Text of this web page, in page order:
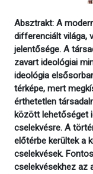
Absztrakt: A
differenciált világa,
jelentősége. A
zavart ideológiai
ideológia
térképe, mert
érthetetlen
között lehetőséget
cselekvésre. A
előtérbe kerültek a
cselekvések.
cselekvésekhez az